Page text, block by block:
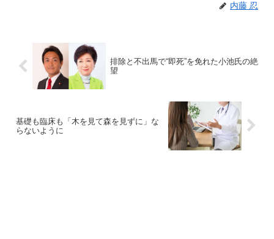
内藤 忍
排除と不出馬で“即死”を免れた小池氏の絶
望
基礎も臨床も「木を見て森を見ずに」な
らないように